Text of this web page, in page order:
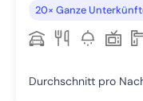
20× Ganze
Durchschnitt pro